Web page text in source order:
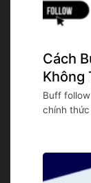
Cách
Không
Buff
chính